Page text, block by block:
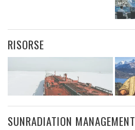
RISORSE
SUNRADIATION MANAGEMENT